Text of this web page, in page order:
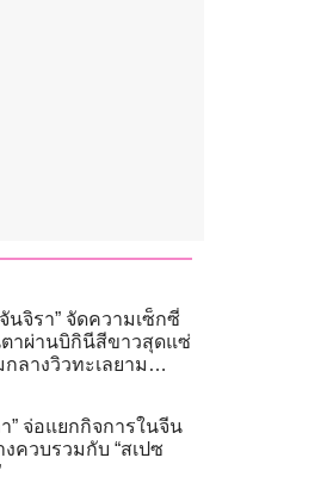
นจิรา” จัดความเซ็กซี่
าผ่านบิกินีสีขาวสุดแซ่
ลางวิวทะเลยาม
า” จ่อแยกกิจการในจีน
งควบรวมกับ “สเปซ